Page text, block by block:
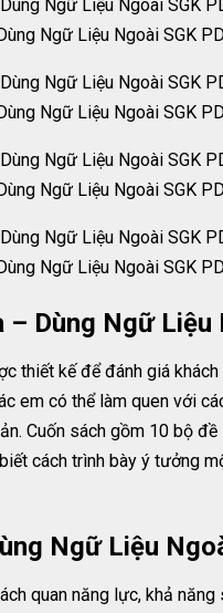
Ngữ Liệu Ngoài SGK
Ngữ Liệu Ngoài SGK
Ngữ Liệu Ngoài SGK
Ngữ Liệu Ngoài SGK
Dùng Ngữ Liệu
thiết kế để đánh giá
em có thể làm quen với
Cuốn sách gồm 10 bộ
cách trình bày ý tưởng
Ngữ Liệu
quan năng lực, khả